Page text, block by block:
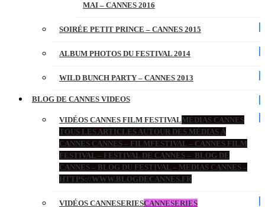
MAI – CANNES 2016
SOIRÉE PETIT PRINCE – CANNES 2015
ALBUM PHOTOS DU FESTIVAL 2014
WILD BUNCH PARTY – CANNES 2013
BLOG DE CANNES VIDEOS
VIDÉOS CANNES FILM FESTIVALMÉDIAS CANNES
TOUS LES ARTICLES AUTOUR DES MÉDIAS À
CANNES CANNES – FILMFESTIVAL – CANNES FILM
FESTIVAL – FESTIVAL DE CANNES – BLOG DE
CANNES – BLOG DU FESTIVAL – MEDIAS CANNES –
HTTPS://WWW.BLOGDECANNES.FR
VIDÉOS CANNESERIESCANNESERIES